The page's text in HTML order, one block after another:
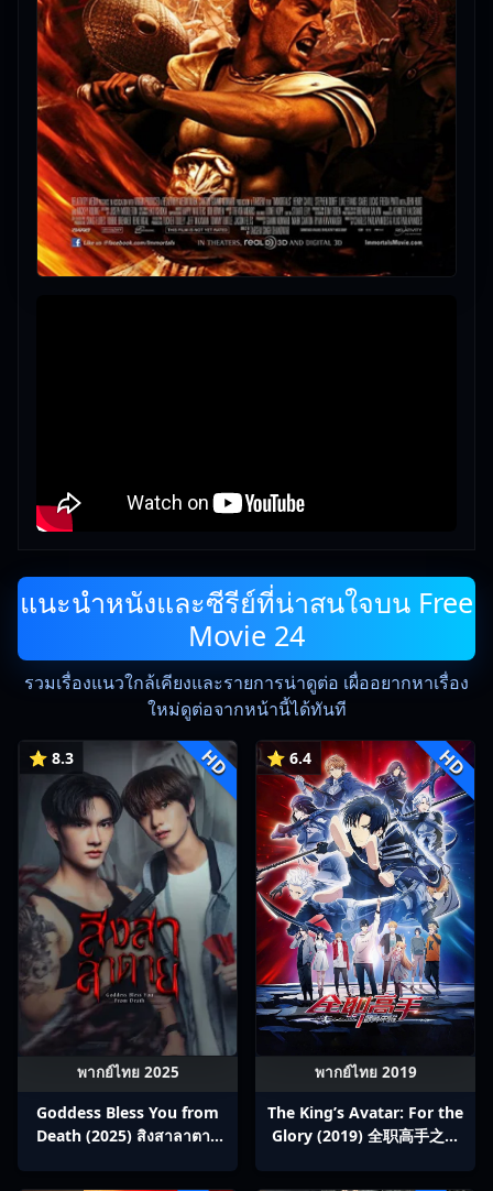
แนะนำหนังและซีรีย์ที่น่าสนใจบน Free
Movie 24
รวมเรื่องแนวใกล้เคียงและรายการน่าดูต่อ เผื่ออยากหาเรื่อง
ใหม่ดูต่อจากหน้านี้ได้ทันที
⭐ 8.3 HD
พากย์ไทย 2025
Goddess Bless You from
Death (2025) สิงสาลาตาย
⭐ 6.4 HD
พากย์ไทย 2019
The King’s Avatar: For the
Glory (2019) 全职高手之巅